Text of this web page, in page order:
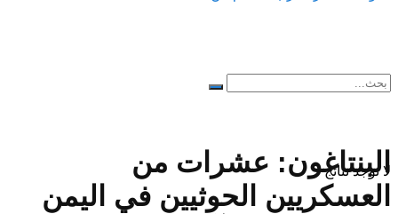
لا توجد نتائج
البنتاغون: عشرات من
العسكريين الحوثيين في اليمن